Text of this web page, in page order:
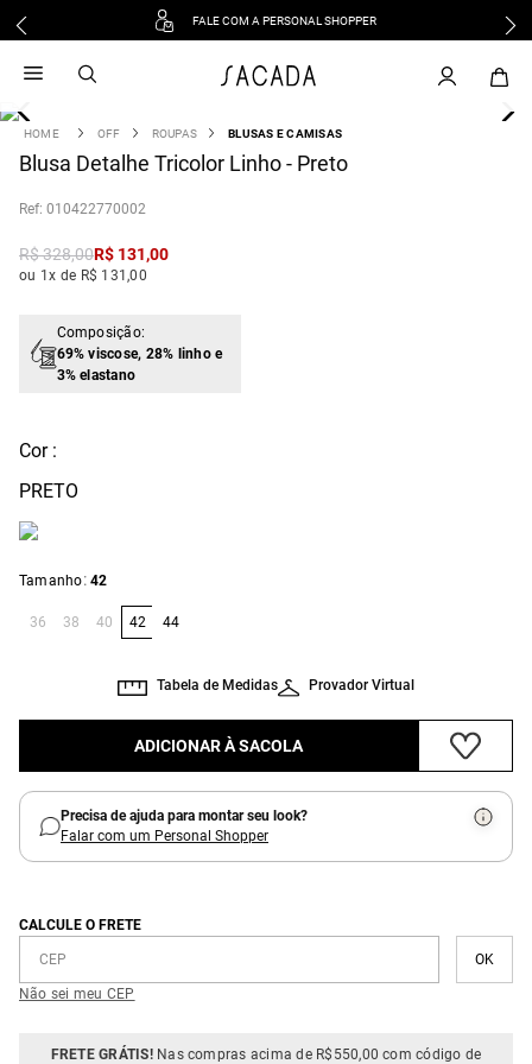
FALE COM A PERSONAL SHOPPER
OFF ROUPAS BLUSAS E CAMISAS
Blusa Detalhe Tricolor Linho - Preto
: 010422770002
R$328,00R$ 131,00
ou 1x de R$ 131,00
Composição:
69% viscose, 28% linho e
3% elastano
Cor :
PRETO
Tamanho: 42
36 38 40 42 44
Provador Virtual
Tabela de Medidas
ADICIONAR À SACOLA
Precisa de ajuda para montar seu look?
Falar com um Personal Shopper
CALCULE O FRETE
Não sei meu CEP
FRETE GRÁTIS!Nas compras acima de R$550,00 com código de
vestido
3 º blusa
º tricot
º macacão
jeans
º vestido curto